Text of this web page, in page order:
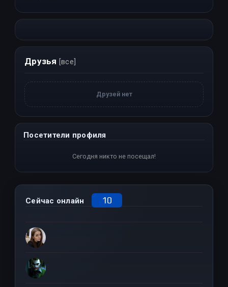
Друзья [все]
Друзей нет
Посетители профиля
Сегодня никто не посещал!
Сейчас онлайн 10